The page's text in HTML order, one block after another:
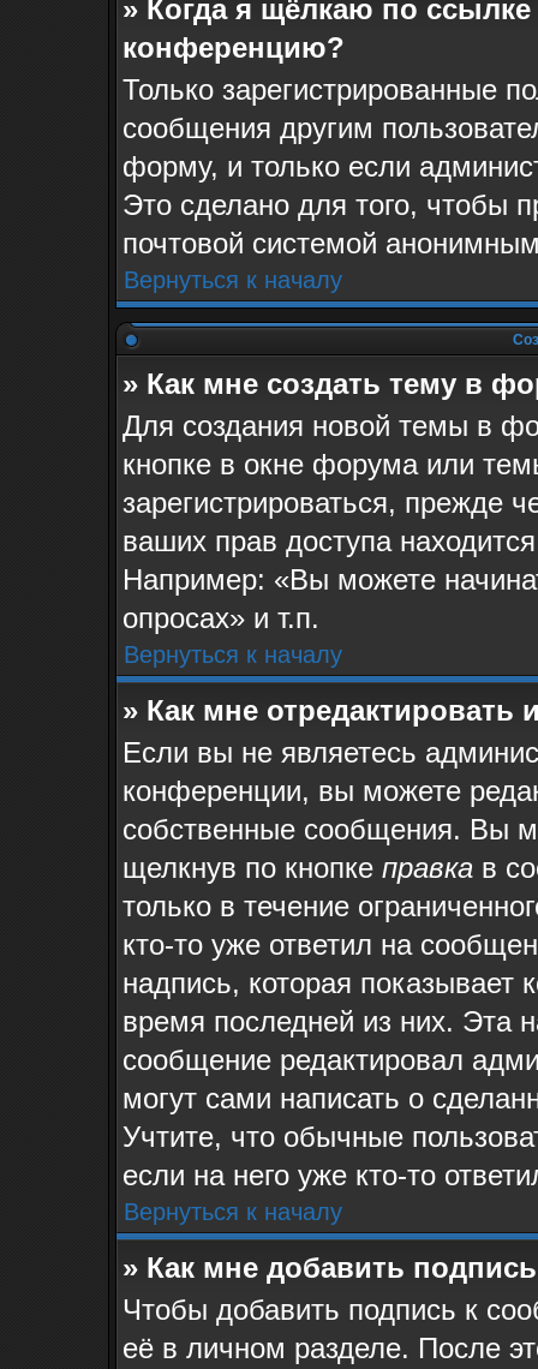
» Когда я щёлкаю по
конференцию?
Только зарегистрированные
сообщения другим
форму, и только если
Это сделано для того, чтобы
почтовой системой
Вернуться к началу
» Как мне создать тему в
Для создания новой темы в
кнопке в окне форума или
зарегистрироваться, прежде
ваших прав доступа
Например: «Вы можете
опросах» и т.п.
Вернуться к началу
» Как мне отредактировать
Если вы не являетесь
конференции, вы можете
собственные сообщения. Вы
щелкнув по кнопке правка в
только в течение
кто-то уже ответил на
надпись, которая показывает
время последней из них. Эта
сообщение редактировал
могут сами написать о
Учтите, что обычные
если на него уже кто-то
Вернуться к началу
» Как мне добавить
Чтобы добавить подпись к
её в личном разделе. После